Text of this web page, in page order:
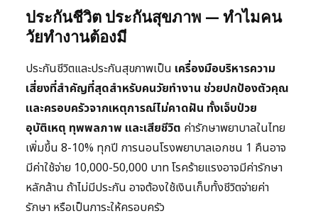
ประกันชีวิต ประกันสุขภาพ — ทำไมคน
วัยทำงานต้องมี
ประกันชีวิตและประกันสุขภาพเป็น เครื่องมือบริหารความ
เสี่ยงที่สำคัญที่สุดสำหรับคนวัยทำงาน ช่วยปกป้องตัวคุณ
และครอบครัวจากเหตุการณ์ไม่คาดฝัน ทั้งเจ็บป่วย
อุบัติเหตุ ทุพพลภาพ และเสียชีวิต ค่ารักษาพยาบาลในไทย
เพิ่มขึ้น 8-10% ทุกปี การนอนโรงพยาบาลเอกชน 1 คืนอาจ
มีค่าใช้จ่าย 10,000-50,000 บาท โรคร้ายแรงอาจมีค่ารักษา
หลักล้าน ถ้าไม่มีประกัน อาจต้องใช้เงินเก็บทั้งชีวิตจ่ายค่า
รักษา หรือเป็นภาระให้ครอบครัว